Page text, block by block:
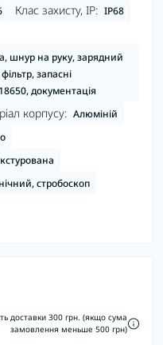
Клас захисту, IP: IP68
шнур на руку, зарядний
запасні
документація
корпусу: Алюміній
стробоскоп
доставки 300 грн. (якщо сума
замовлення меньше 500 грн)